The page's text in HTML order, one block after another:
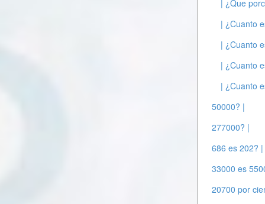
| ¿Que
| ¿Cuanto
| ¿Cuanto
| ¿Cuanto
| ¿Cuanto
50000? |
277000? |
686 es 202? |
33000 es
20700 por